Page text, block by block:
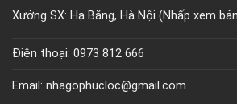
Xưởng SX: Hạ Bằng, Hà Nội (Nhấp xem
Điện thoại: 0973 812 666
Email: nhagophucloc@gmail.com